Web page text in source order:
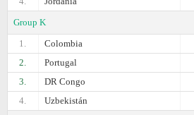
Group K
1.
Colombia
2.
Portugal
3.
DR Congo
4.
Uzbekistán